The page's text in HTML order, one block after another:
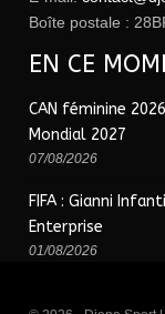
Boîte postale :
EN CE
CAN féminine
Mondial 2027
07/08/2026
FIFA : Gianni
Enterprise
01/08/2026